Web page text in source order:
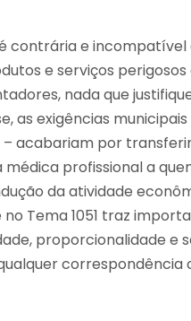
contrária e
e serviços
nada que
as exigências
acabariam por
profissional a
da atividade
Tema 1051 traz
proporcionalidade e